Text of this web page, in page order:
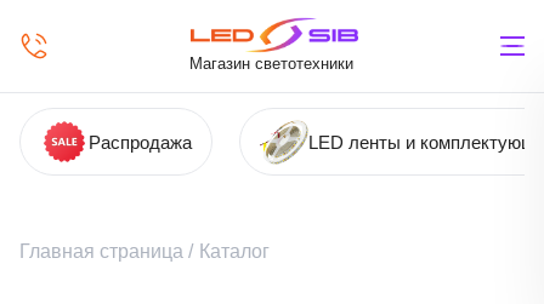
Магазин светотехники
Распродажа LED ленты и
Главная страница / Каталог